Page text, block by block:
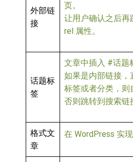
外部链
接
页。
让用户确认之后
rel 属性。
话题标
签
文章中插入 #话题
如果是内部链接，
标签或者分类，则
否则跳转到搜索链
格式文
章
在 WordPress 实